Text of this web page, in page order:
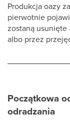
Produkcja oazy
pierwotnie
zostaną
albo przez
Początkowa
odradzania